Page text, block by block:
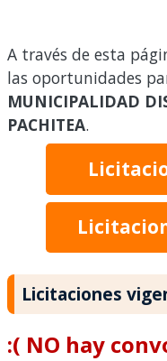
A través de esta
las oportunidades
MUNICIPALIDAD
PACHITEA.
Licitaciones
:( NO hay